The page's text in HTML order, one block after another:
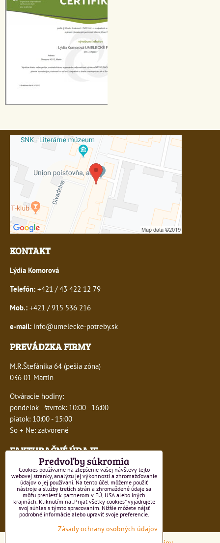
KONTAKT
Lýdia Komorová
Telefón: +421 / 43 422 12 79
Mob.: +421 / 915 536 216
e-mail: info@umelecke-potreby.sk
PREVÁDZKA FIRMY
M.R.Štefánika 64 (pešia zóna)
036 01 Martin
Otváracie hodiny:
pondelok - štvrtok: 10:00 - 16:00
piatok: 10:00 - 15:00
So + Ne: zatvorené
FAKTURAČNÉ ÚDAJE
IČO:41243277
DIČ:1047749593
IČ DPH:SK1047749593
Číslo živnostenského registra 550-15499
Predvoľby súkromia
Cookies používame na zlepšenie vašej návštevy tejto
webovej stránky, analýzu jej výkonnosti a zhromažďovanie
údajov o jej používaní. Na tento účel môžeme použiť
nástroje a služby tretích strán a zhromaždené údaje sa
môžu preniesť k partnerom v EÚ, USA alebo iných
krajinách. Kliknutím na „Prijať všetky cookies“ vyjadrujete
svoj súhlas s týmto spracovaním. Nižšie môžete nájsť
podrobné informácie alebo upraviť svoje preferencie.
Zásady ochrany osobných údajov